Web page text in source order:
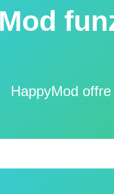
HappyMod